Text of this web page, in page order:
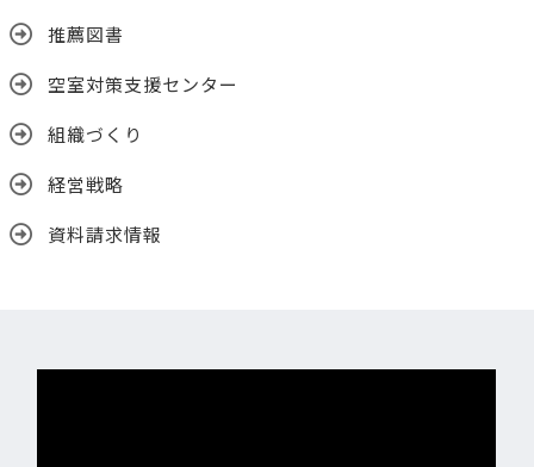
推薦図書
空室対策支援センター
組織づくり
経営戦略
資料請求情報